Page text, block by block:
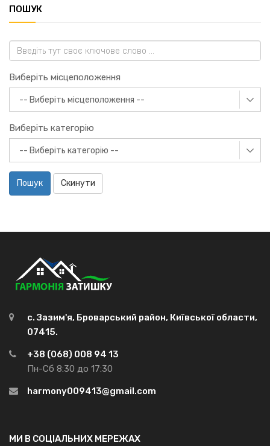
ПОШУК
Виберіть місцеположення
Виберіть категорію
Пошук Скинути
с. Зазим'я, Броварський район, Київської области,
07415.
+38 (068) 008 94 13
Пн-Сб 8:30 до 17:30
harmony009413@gmail.com
МИ В СОЦІАЛЬНИХ МЕРЕЖАХ